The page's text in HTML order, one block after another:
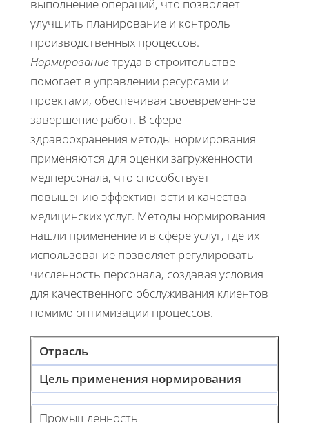
выполнение операций, что позволяет
улучшить планирование и контроль
производственных процессов.
Нормированиетруда в строительстве
помогает в управлении ресурсами и
проектами, обеспечивая своевременное
завершение работ. В сфере
здравоохранения методы нормирования
применяются для оценки загруженности
медперсонала, что способствует
повышению эффективности и качества
медицинских услуг. Методы нормирования
нашли применение и в сфере услуг, где их
использование позволяет регулировать
численность персонала, создавая условия
для качественного обслуживания клиентов
помимо оптимизации процессов.
Отрасль
Цель применения нормирования
Промышленность